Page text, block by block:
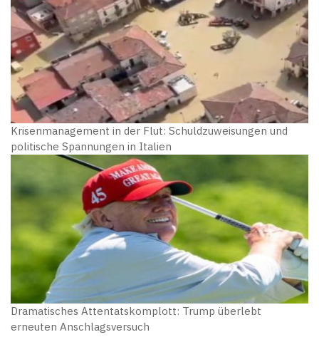
Krisenmanagement in der Flut: Schuldzuweisungen und
politische Spannungen in Italien
Dramatisches Attentatskomplott: Trump überlebt
erneuten Anschlagsversuch